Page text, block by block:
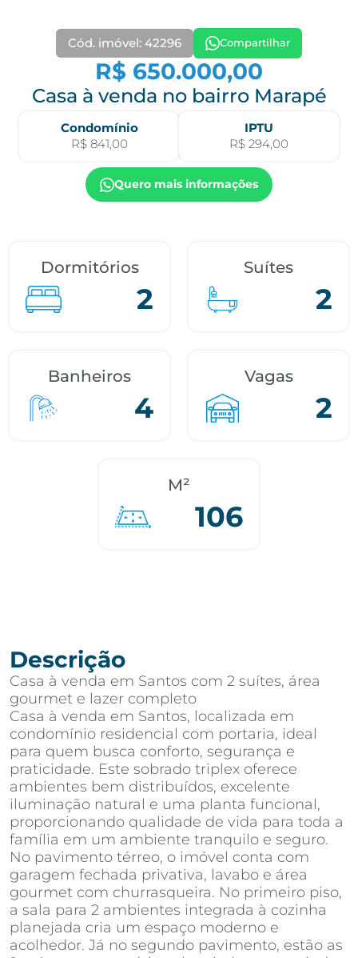
Cód. imóvel: 42296 Compartilhar
R$ 650.000,00
Casa à venda no bairro Marapé
Condomínio
R$ 841,00
IPTU
R$ 294,00
Quero mais informações
Dormitórios
2
Suítes
2
Banheiros
4
Vagas
2
M²
106
Descrição
Casa à venda em Santos com 2 suítes, área
gourmet e lazer completo
Casa à venda em Santos, localizada em
condomínio residencial com portaria, ideal
para quem busca conforto, segurança e
praticidade. Este sobrado triplex oferece
ambientes bem distribuídos, excelente
iluminação natural e uma planta funcional,
proporcionando qualidade de vida para toda a
família em um ambiente tranquilo e seguro.
No pavimento térreo, o imóvel conta com
garagem fechada privativa, lavabo e área
gourmet com churrasqueira. No primeiro piso,
a sala para 2 ambientes integrada à cozinha
planejada cria um espaço moderno e
acolhedor. Já no segundo pavimento, estão as